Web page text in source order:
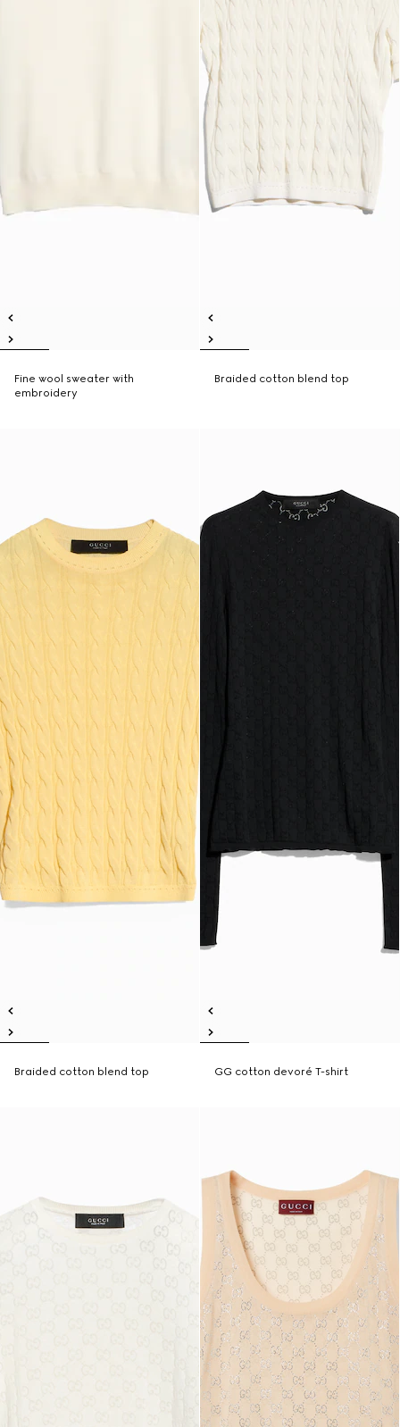
Fine wool sweater with
embroidery
Braided cotton blend top
Braided cotton blend top GG cotton devoré T-shirt